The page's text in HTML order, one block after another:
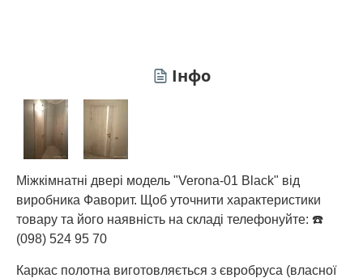
Інфо
Міжкімнатні двері модель "Verona-01 Black" від
виробника Фаворит. Щоб уточнити характеристики
товару та його наявність на складі телефонуйте: ☎️
(098) 524 95 70
Каркас полотна виготовляється з євробруса (власної